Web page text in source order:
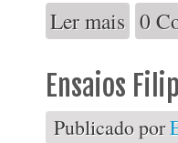
Ler mais acerca
0
Ensaios
Publicado por